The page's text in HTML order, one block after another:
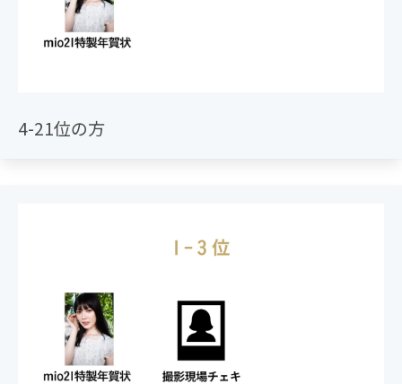
4-21位の方